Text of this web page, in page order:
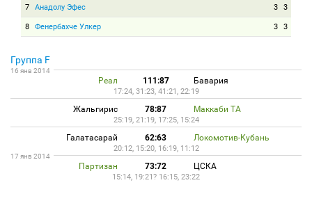
7 Анадолу Эфес 3 3
8 Фенербахче Улкер 3 3
Группа F
16 янв 2014
Реал 111:87 Бавария
17:24, 31:23, 41:21, 22:19
Жальгирис 78:87 Маккаби ТА
25:19, 21:19, 17:25, 15:24
Галатасарай 62:63 Локомотив-Кубань
20:12, 15:20, 16:19, 11:12
17 янв 2014
Партизан 73:72 ЦСКА
15:14, 19:21? 16:15, 23:22